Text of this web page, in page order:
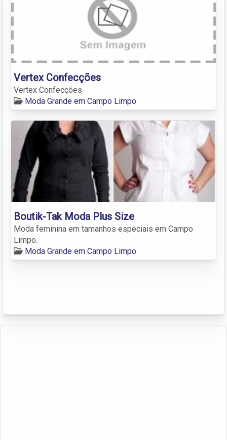
Vertex Confecções
Vertex Confecções
Moda Grande em Campo Limpo
Boutik-Tak Moda Plus Size
Moda feminina em tamanhos especiais em Campo
Limpo.
Moda Grande em Campo Limpo